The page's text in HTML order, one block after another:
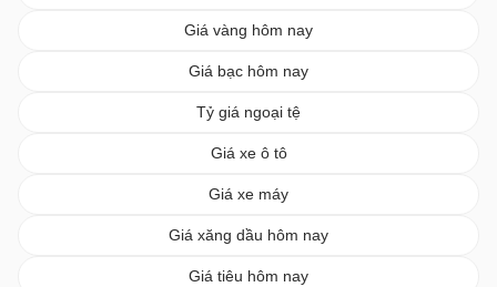
Giá vàng hôm nay
Giá bạc hôm nay
Tỷ giá ngoại tệ
Giá xe ô tô
Giá xe máy
Giá xăng dầu hôm nay
Giá tiêu hôm nay